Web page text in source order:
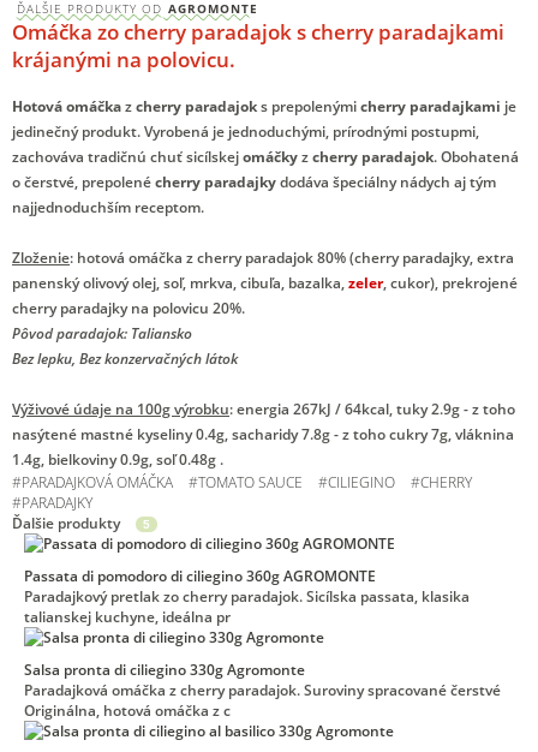
ĎALŠIE PRODUKTY OD AGROMONTE
Omáčka zo cherry paradajok s cherry paradajkami
krájanými na polovicu.
Hotová omáčkazcherry paradajoks prepolenýmicherry paradajkami je
jedinečný produkt. Vyrobená je jednoduchými, prírodnými postupmi,
zachováva tradičnú chuť sicílskejomáčkyzcherry paradajok. Obohatená
o čerstvé, prepolenécherry paradajkydodáva špeciálny nádych aj tým
najjednoduchším receptom.
Zloženie: hotová omáčka z cherry paradajok 80% (cherry paradajky, extra
panenský olivový olej, soľ, mrkva, cibuľa, bazalka,zeler, cukor), prekrojené
cherry paradajky na polovicu 20%.
Pôvod paradajok: Taliansko
Bez lepku, Bez konzervačných látok
Výživové údaje na 100g výrobku: energia 267kJ / 64kcal, tuky 2.9g - z toho
nasýtené mastné kyseliny 0.4g, sacharidy 7.8g - z toho cukry 7g, vláknina
1.4g, bielkoviny 0.9g, soľ 0.48g .
#PARADAJKOVÁ OMÁČKA #TOMATO SAUCE #CILIEGINO #CHERRY
#PARADAJKY
Ďalšie produkty
5
Passata di pomodoro di ciliegino 360g AGROMONTE
Paradajkový pretlak zo cherry paradajok. Sicílska passata, klasika
talianskej kuchyne, ideálna pr
Salsa pronta di ciliegino 330g Agromonte
Paradajková omáčka z cherry paradajok. Suroviny spracované čerstvé
Originálna, hotová omáčka z c